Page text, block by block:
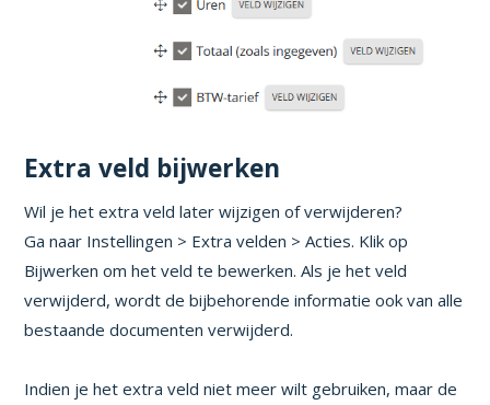
Extra veld bijwerken
Wil je het extra veld later wijzigen of verwijderen?
Ga naar Instellingen > Extra velden > Acties. Klik op
Bijwerken om het veld te bewerken. Als je het veld
verwijderd, wordt de bijbehorende informatie ook van alle
bestaande documenten verwijderd.
Indien je het extra veld niet meer wilt gebruiken, maar de